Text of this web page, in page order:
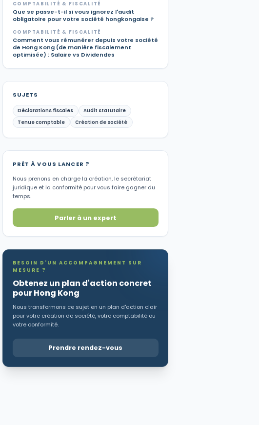
COMPTABILITÉ & FISCALITÉ
Que se passe-t-il si vous ignorez l'audit
obligatoire pour votre société hongkongaise ?
COMPTABILITÉ & FISCALITÉ
Comment vous rémunérer depuis votre société
de Hong Kong (de manière fiscalement
optimisée) : Salaire vs Dividendes
SUJETS
Déclarations fiscales
Audit statutaire
Tenue comptable
Création de société
PRÊT À VOUS LANCER ?
Nous prenons en charge la création, le secrétariat
juridique et la conformité pour vous faire gagner du
temps.
Parler à un expert
BESOIN D'UN ACCOMPAGNEMENT SUR
MESURE ?
Obtenez un plan d'action concret
pour Hong Kong
Nous transformons ce sujet en un plan d'action clair
pour votre création de société, votre comptabilité ou
votre conformité.
Prendre rendez-vous